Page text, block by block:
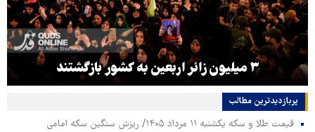
۳ میلیون زائر اربعین به کشور بازگشتند
پربازدیدترین‌ مطالب
قیمت طلا و سکه یکشنبه ۱۱ مرداد ۱۴۰۵/ ریزش سنگین سکه امامی